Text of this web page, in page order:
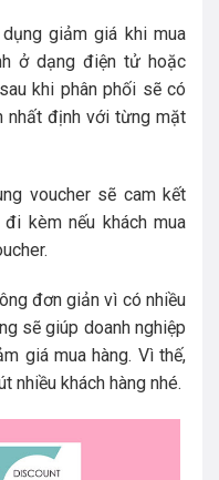
giảm giá khi mua
ở dạng điện tử hoặc
khi phân phối sẽ có
nhất định với từng mặt
voucher sẽ cam kết
kèm nếu khách mua
đơn giản vì có nhiều
sẽ giúp doanh nghiệp
giá mua hàng. Vì thế,
nhiều khách hàng nhé.